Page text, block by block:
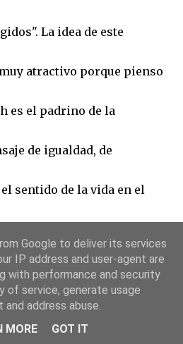
La idea de este
atractivo porque pienso
es el padrino de la
de igualdad, de
sentido de la vida en el
primordial, todo lo
Esto me anima a
Google to deliver its services
IP address and user-agent are
with performance and security
of service, generate usage
address abuse.
MORE
GOT IT